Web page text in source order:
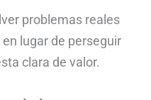
problemas reales
lugar de perseguir
clara de valor.